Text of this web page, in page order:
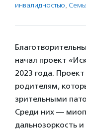
инвалидностью,
начал проект
2023 года.
родителям,
зрительными
Среди них —
дальнозоркость и